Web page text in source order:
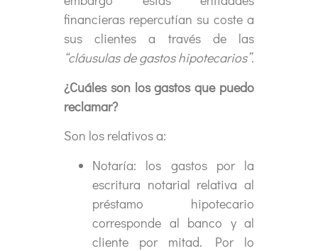
financieras repercutían su coste a
sus clientes a través de las
“cláusulas de gastos hipotecarios”.
¿Cuáles son los gastos que puedo
reclamar?
Son los relativos a:
Notaría: los gastos por la
escritura notarial relativa al
préstamo hipotecario
corresponde al banco y al
cliente por mitad. Por lo